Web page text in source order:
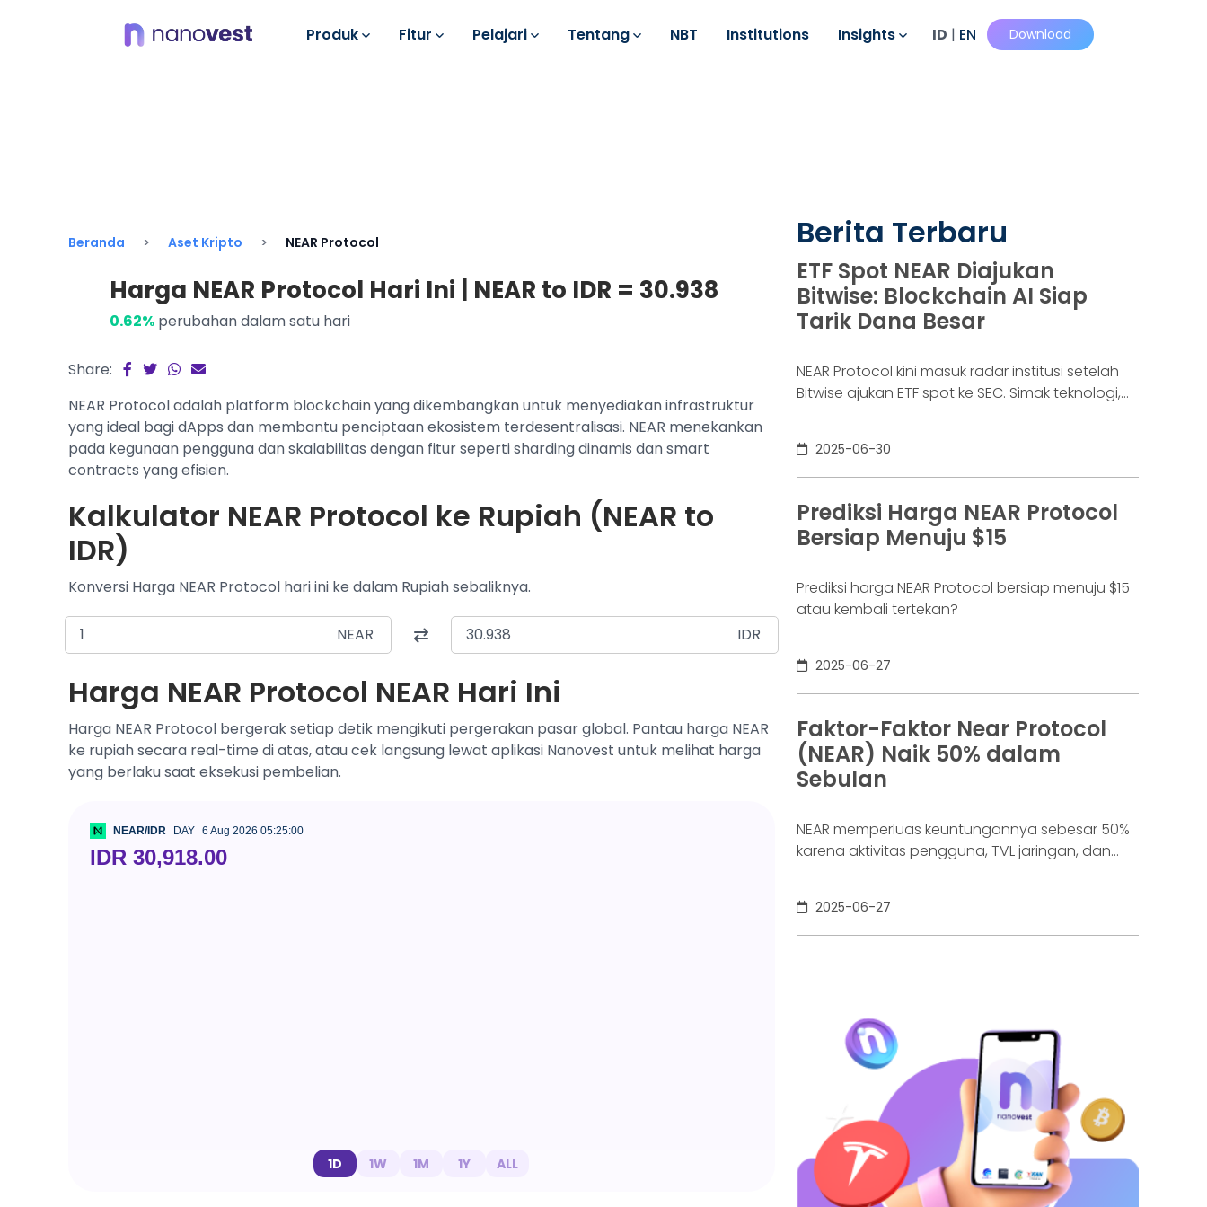
Produk Fitur Pelajari Tentang NBT Institutions Insights ID | EN Download
Beranda Aset Kripto NEAR Protocol
Harga NEAR Protocol Hari Ini | NEAR to IDR = 30.938
0.62% perubahan dalam satu hari
Share:
NEAR Protocol adalah platform blockchain yang dikembangkan untuk menyediakan infrastruktur
yang ideal bagi dApps dan membantu penciptaan ekosistem terdesentralisasi. NEAR menekankan
pada kegunaan pengguna dan skalabilitas dengan fitur seperti sharding dinamis dan smart
contracts yang efisien.
Kalkulator NEAR Protocol ke Rupiah (NEAR to
IDR)
Konversi Harga NEAR Protocol hari ini ke dalam Rupiah sebaliknya.
NEAR IDR
Harga NEAR Protocol NEAR Hari Ini
Harga NEAR Protocol bergerak setiap detik mengikuti pergerakan pasar global. Pantau harga NEAR
ke rupiah secara real-time di atas, atau cek langsung lewat aplikasi Nanovest untuk melihat harga
yang berlaku saat eksekusi pembelian.
NEAR/IDR DAY 6 Aug 2026 05:25:00
IDR 30,918.00
1D 1W 1M 1Y ALL
Berita Terbaru
ETF Spot NEAR Diajukan
Bitwise: Blockchain AI Siap
Tarik Dana Besar
NEAR Protocol kini masuk radar institusi setelah
Bitwise ajukan ETF spot ke SEC. Simak teknologi,
2025-06-30
Prediksi Harga NEAR Protocol
Bersiap Menuju $15
Prediksi harga NEAR Protocol bersiap menuju $15
atau kembali tertekan?
2025-06-27
Faktor-Faktor Near Protocol
(NEAR) Naik 50% dalam
Sebulan
NEAR memperluas keuntungannya sebesar 50%
karena aktivitas pengguna, TVL jaringan, dan
2025-06-27